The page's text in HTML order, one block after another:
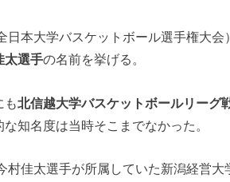
日本大学バスケットボール選手権大
太選手の名前を挙げる。
も北信越大学バスケットボールリーグ
知名度は当時そこまでなかった。
村佳太選手が所属していた新潟経営